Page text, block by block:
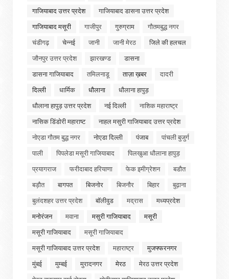
गाजियाबाद उत्तर प्रदेश
गाजियाबाद डासना उत्तर प्रदेश
गाजियाबाद मसूरी
गाजीपुर गुरुग्राम
गौतमबुद्ध नगर
चंडीगढ़
चेन्नई जानी जानी मेरठ
जिले की हलचल
जौनपुर उत्तर प्रदेश
झारखण्ड
डासना
डासना गाजियाबाद
तमिलनाडू ताज़ा ख़बर
दादरी
दिल्ली
धार्मिक धौलाना
धौलाना हापुड़
धौलाना हापुड़ उत्तर प्रदेश
नई दिल्ली
नाशिक महाराष्ट्र
नासिक डिंडोरी महाराष्ट
नाहल मसुरी गाजियाबाद उत्तर प्रदेश
नोएडा गौतम बुद्ध नगर
नोएडा दिल्ली पंजाब
पांचली बुजुर्ग
पाली
पिपलेडा मसूरी गाजियाबाद
पिलखुआ धौलाना हापुड़
प्रयागराज
फरीदाबाद हरियाणा फेक इमीग्रेशन
बडौत
बड़ौत
बागपत बिजनोर बिजनौर बिहार
बुढ़ाना
बुलंदशहर उत्तर प्रदेश
बॉलीवुड मद्रास
मध्यप्रदेश
मनोरंजन
मवाना मसुरी गाजियाबाद
मसूरी
मसूरी गाजियाबाद
मसूरी गाजियाबाद
मसूरी गाजियाबाद उत्तर प्रदेश
महाराष्ट्र
मुजफ्फरनगर
मुंबई
मुम्बई मुरादनगर मेरठ
मेरठ उत्तर प्रदेश